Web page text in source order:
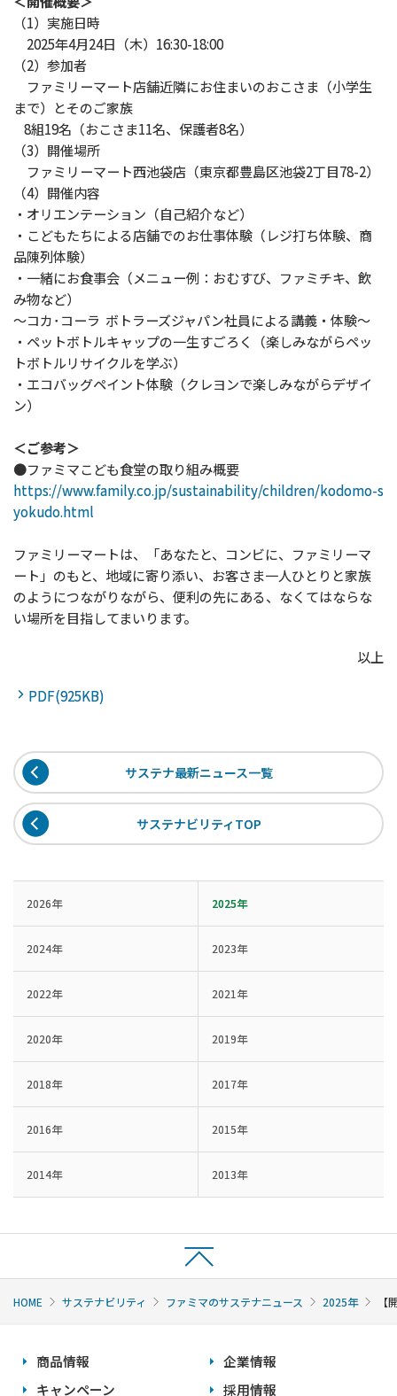
（1）実施日時
2025年4月24日（木）16:30-18:00
（2）参加者
ファミリーマート店舗近隣にお住まいのおこさま（小学生
まで）とそのご家族
8組19名（おこさま11名、保護者8名）
（3）開催場所
ファミリーマート西池袋店（東京都豊島区池袋2丁目78-2）
（4）開催内容
・オリエンテーション（自己紹介など）
・こどもたちによる店舗でのお仕事体験（レジ打ち体験、商
品陳列体験）
・一緒にお食事会（メニュー例：おむすび、ファミチキ、飲
み物など）
～コカ･コーラ ボトラーズジャパン社員による講義・体験～
・ペットボトルキャップの一生すごろく（楽しみながらペッ
トボトルリサイクルを学ぶ）
・エコバッグペイント体験（クレヨンで楽しみながらデザイ
ン）
＜ご参考＞
●ファミマこども食堂の取り組み概要
https://www.family.co.jp/sustainability/children/kodomo-s
yokudo.html
ファミリーマートは、「あなたと、コンビに、ファミリーマ
ート」のもと、地域に寄り添い、お客さま一人ひとりと家族
のようにつながりながら、便利の先にある、なくてはならな
い場所を目指してまいります。
以上
PDF(925KB)
サステナ最新ニュース一覧
サステナビリティTOP
2026年 2025年
2024年 2023年
2022年 2021年
2020年 2019年
2018年 2017年
2016年 2015年
2014年 2013年
HOME サステナビリティ ファミマのサステナニュース 2025年
商品情報
キャンペーン
企業情報
採用情報